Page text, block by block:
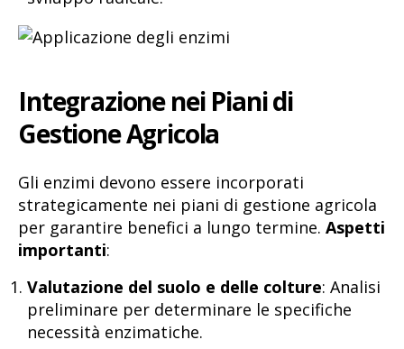
Integrazione nei Piani di
Gestione Agricola
Gli enzimi devono essere incorporati
strategicamente nei piani di gestione agricola
per garantire benefici a lungo termine. Aspetti
importanti:
Valutazione del suolo e delle colture: Analisi
preliminare per determinare le specifiche
necessità enzimatiche.